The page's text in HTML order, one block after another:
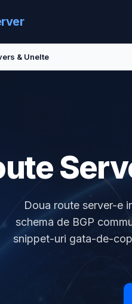
& Unelte
Doua route server-e
schema de BGP
snippet-uri gata-de-